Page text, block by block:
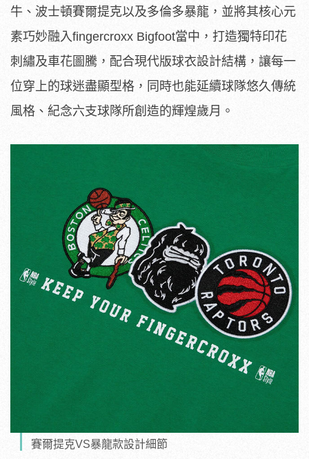
牛、波士頓賽爾提克以及多倫多暴龍，並將其核心元
素巧妙融入fingercroxx Bigfoot當中，打造獨特印花
刺繡及車花圖騰，配合現代版球衣設計結構，讓每一
位穿上的球迷盡顯型格，同時也能延續球隊悠久傳統
風格、紀念六支球隊所創造的輝煌歲月。
賽爾提克VS暴龍款設計細節